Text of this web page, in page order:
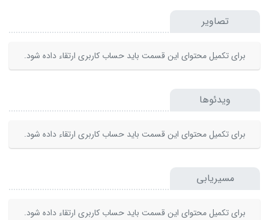
تصاویر
برای تکمیل محتوای این قسمت باید حساب کاربری ارتقاء داده شود.
ویدئوها
برای تکمیل محتوای این قسمت باید حساب کاربری ارتقاء داده شود.
مسیریابی
برای تکمیل محتوای این قسمت باید حساب کاربری ارتقاء داده شود.